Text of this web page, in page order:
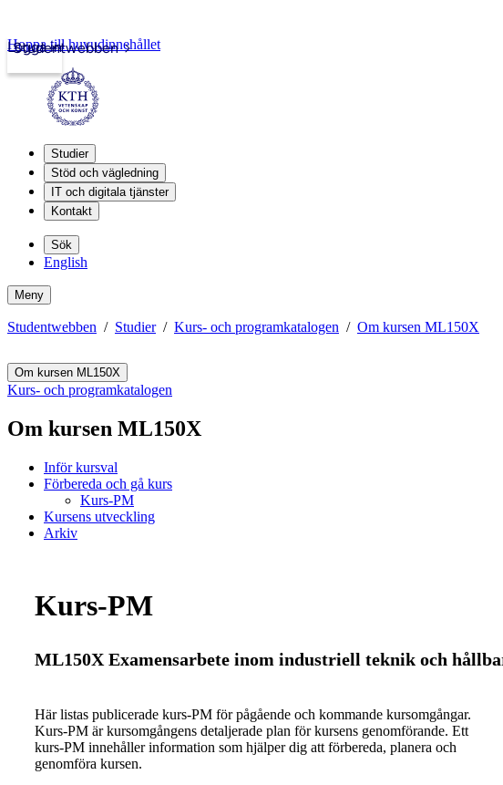
Studentwebben
Logga in
Hoppa till huvudinnehållet
Studier
Stöd och vägledning
IT och digitala tjänster
Kontakt
Sök
English
Meny
Studentwebben Studier Kurs- och programkatalogen Om kursen ML150X
Om kursen ML150X
Kurs- och programkatalogen
Om kursen ML150X
Inför kursval
Förbereda och gå kurs
Kurs-PM
Kursens utveckling
Arkiv
Kurs-PM
ML150X Examensarbete inom industriell teknik och
Här listas publicerade kurs-PM för pågående och kommande kursomgångar.
Kurs-PM är kursomgångens detaljerade plan för kursens genomförande. Ett
kurs-PM innehåller information som hjälper dig att förbereda, planera och
genomföra kursen.